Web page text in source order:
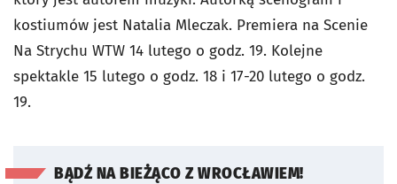
kostiumów jest Natalia Mleczak. Premiera na Scenie
Na Strychu WTW 14 lutego o godz. 19. Kolejne
spektakle 15 lutego o godz. 18 i 17-20 lutego o godz.
19.
BĄDŹ NA BIEŻĄCO Z WROCŁAWIEM!